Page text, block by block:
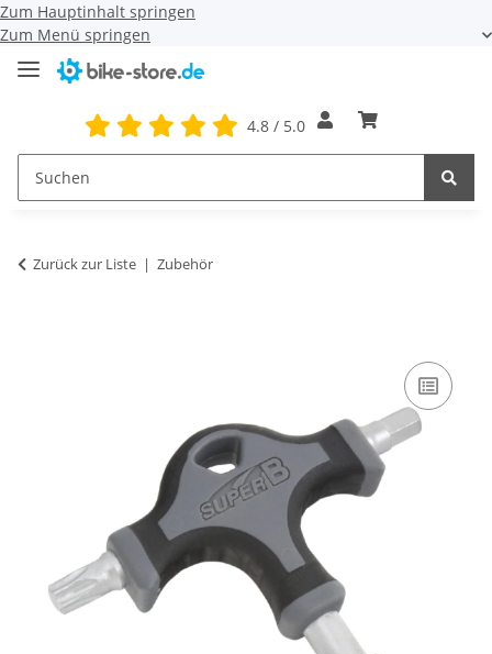
Zum Hauptinhalt springen
Zum Menü springen
4.8 / 5.0
Zurück zur Liste Zubehör